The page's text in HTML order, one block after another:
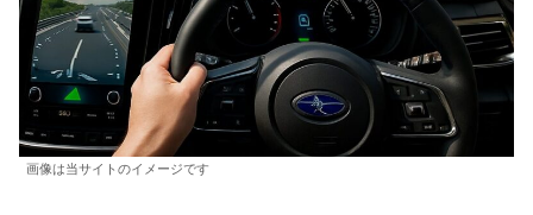
画像は当サイトのイメージです